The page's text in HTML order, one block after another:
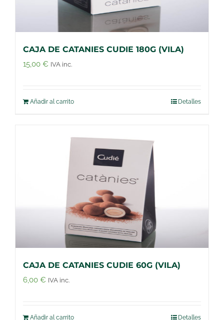
CAJA DE CATANIES CUDIE 180G (VILA)
15,00 € IVA inc.
Añadir al carrito Detalles
CAJA DE CATANIES CUDIE 60G (VILA)
6,00 € IVA inc.
Añadir al carrito Detalles